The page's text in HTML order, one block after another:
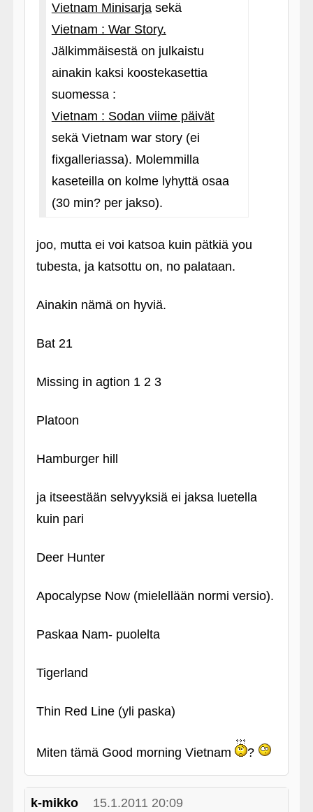
Vietnam Minisarjasekä
Vietnam : War Story.
Jälkimmäisestä on julkaistu
ainakin kaksi koostekasettia
suomessa :
Vietnam : Sodan viime päivät
sekä Vietnam war story (ei
fixgalleriassa). Molemmilla
kaseteilla on kolme lyhyttä osaa
(30 min? per jakso).
joo, mutta ei voi katsoa kuin pätkiä you
tubesta, ja katsottu on, no palataan.
Ainakin nämä on hyviä.
Bat 21
Missing in agtion 1 2 3
Platoon
Hamburger hill
ja itseestään selvyyksiä ei jaksa luetella
kuin pari
Deer Hunter
Apocalypse Now (mielellään normi versio).
Paskaa Nam- puolelta
Tigerland
Thin Red Line (yli paska)
Miten tämä Good morning Vietnam ?
k-mikko 15.1.2011 20:09